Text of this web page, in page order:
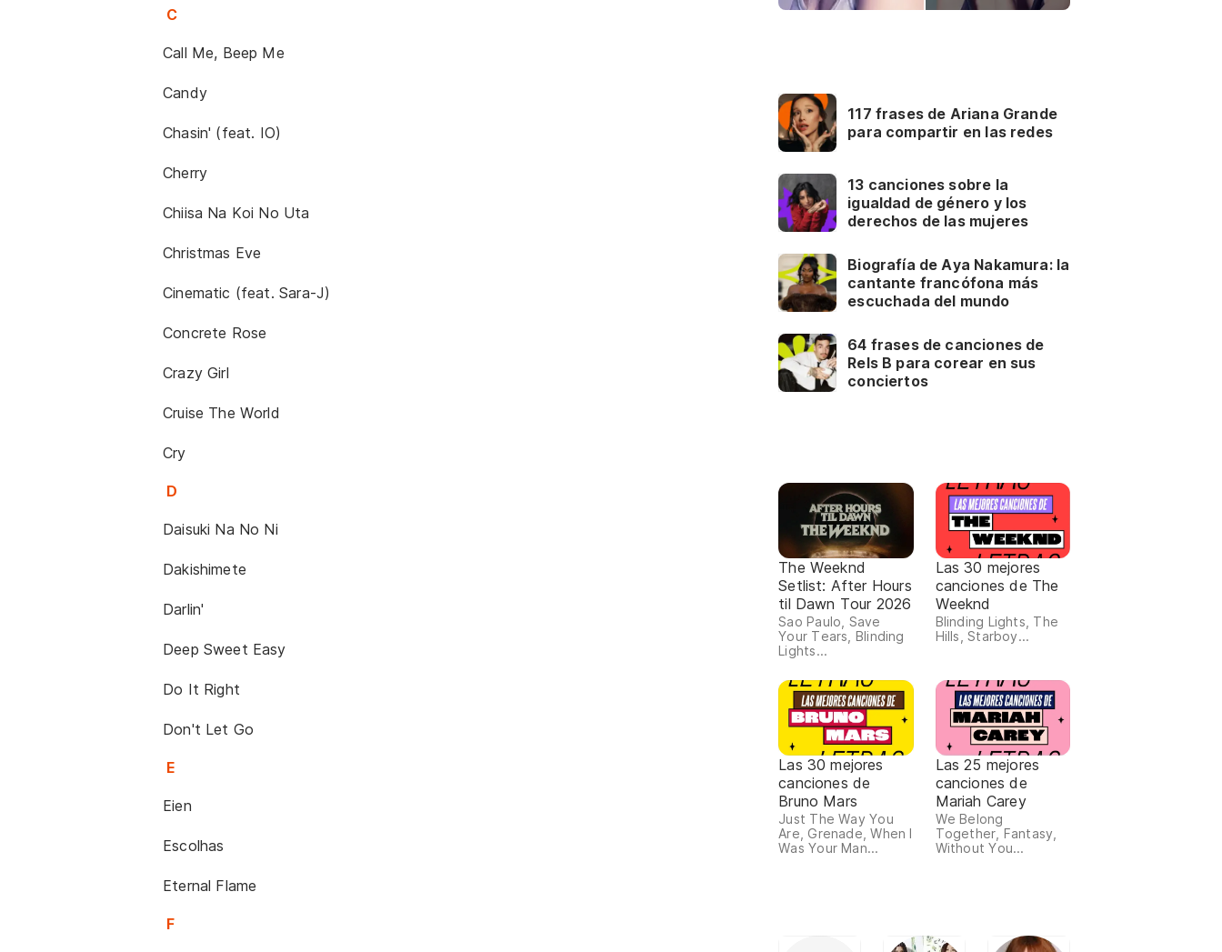
C
Call Me, Beep Me
Candy
Chasin' (feat. IO)
Cherry
Chiisa Na Koi No Uta
Christmas Eve
Cinematic (feat. Sara-J)
Concrete Rose
Crazy Girl
Cruise The World
Cry
D
Daisuki Na No Ni
Dakishimete
Darlin'
Deep Sweet Easy
Do It Right
Don't Let Go
E
Eien
Escolhas
Eternal Flame
F
117 frases de Ariana Grande
para compartir en las redes
13 canciones sobre la
igualdad de género y los
derechos de las mujeres
Biografía de Aya Nakamura: la
cantante francófona más
escuchada del mundo
64 frases de canciones de
Rels B para corear en sus
conciertos
The Weeknd
Setlist: After Hours
til Dawn Tour 2026
Sao Paulo, Save
Your Tears, Blinding
Lights...
Las 30 mejores
canciones de The
Weeknd
Blinding Lights, The
Hills, Starboy...
Las 30 mejores
canciones de
Bruno Mars
Just The Way You
Are, Grenade, When I
Was Your Man...
Las 25 mejores
canciones de
Mariah Carey
We Belong
Together, Fantasy,
Without You...